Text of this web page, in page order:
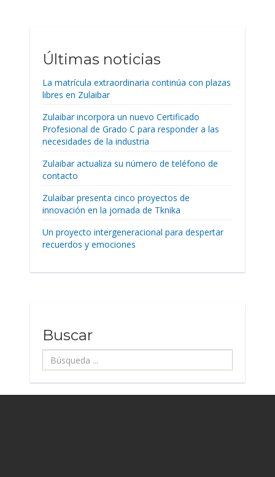
Últimas noticias
La matrícula extraordinaria continúa con plazas
libres en Zulaibar
Zulaibar incorpora un nuevo Certificado
Profesional de Grado C para responder a las
necesidades de la industria
Zulaibar actualiza su número de teléfono de
contacto
Zulaibar presenta cinco proyectos de
innovación en la jornada de Tknika
Un proyecto intergeneracional para despertar
recuerdos y emociones
Buscar
Búsqueda
...